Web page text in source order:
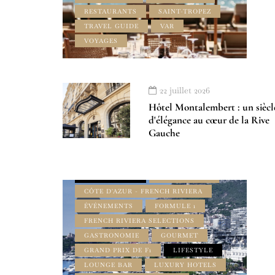
RESTAURANTS
SAINT-TROPEZ
TRAVEL GUIDE
VAR
VOYAGES
22 juillet 2026
Hôtel Montalembert : un
d'élégance au cœur de la Rive
Gauche
À LA UNE
ADDRESS BOOK AMILCAR MAGAZINE
GROUP
AMILCAR FRENCH RIVIERA
MAGAZINE
CÔTE D'AZUR - FRENCH RIVIERA
ÉVÉNEMENTS
FORMULE 1
FRENCH RIVIERA SELECTIONS
GASTRONOMIE
GOURMET
GRAND PRIX DE F1
LIFESTYLE
LOUNGE BAR
LUXURY HOTELS